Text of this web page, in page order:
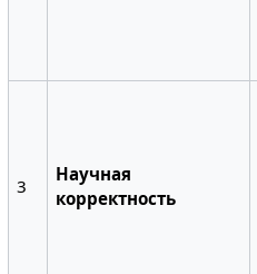
3
Научная
корректность